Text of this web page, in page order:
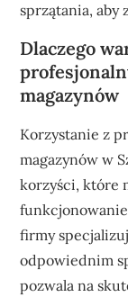
sprzątania, aby
Dlaczego
magazynów
Korzystanie z
magazynów w
korzyści, które
firmy
odpowiednim
pozwala na